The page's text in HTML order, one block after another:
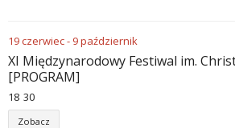
19czerwiec- 9październik
XI Międzynarodowy Festiwal im.
[PROGRAM]
18 30
Zobacz